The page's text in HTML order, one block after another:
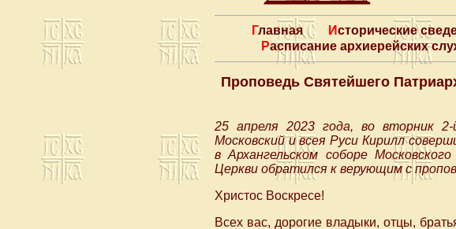
Главная Исторические
Расписание архиерейских
Проповедь Святейшего
25 апреля 2023 года, во вторник
Московский и всея Руси Кирилл
в Архангельском соборе
Церкви обратился к верующим с
Христос Воскресе!
Всех вас, дорогие владыки, отцы,